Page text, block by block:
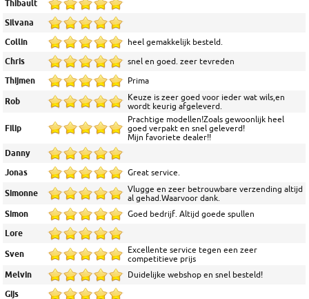
Thibault
Silvana
Collin heel gemakkelijk besteld.
Chris snel en goed. zeer tevreden
Thijmen Prima
Rob
Keuze is zeer goed voor ieder wat wils,en
wordt keurig afgeleverd.
Filip
Prachtige modellen!Zoals gewoonlijk heel
goed verpakt en snel geleverd!
Mijn favoriete dealer!!
Danny
Jonas Great service.
Simonne
Vlugge en zeer betrouwbare verzending altijd
al gehad.Waarvoor dank.
Simon
Goed bedrijf. Altijd goede spullen
Lore
Sven
Excellente service tegen een zeer
competitieve prijs
Melvin
Duidelijke webshop en snel besteld!
Gijs